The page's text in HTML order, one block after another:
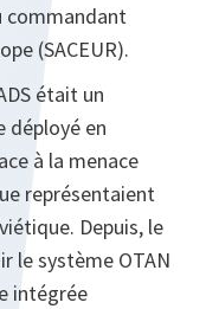
commandant
(SACEUR).
était un
en
à la menace
représentaient
Depuis, le
le système OTAN
intégrée